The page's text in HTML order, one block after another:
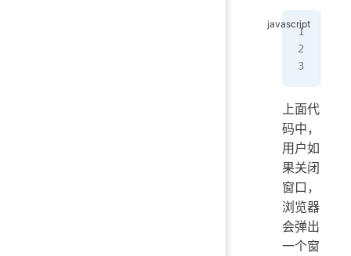
上面代
码中，
用户如
果关闭
窗口，
浏览器
会弹出
一个窗